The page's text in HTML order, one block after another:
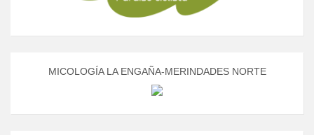
MICOLOGÍA LA ENGAÑA-MERINDADES NORTE